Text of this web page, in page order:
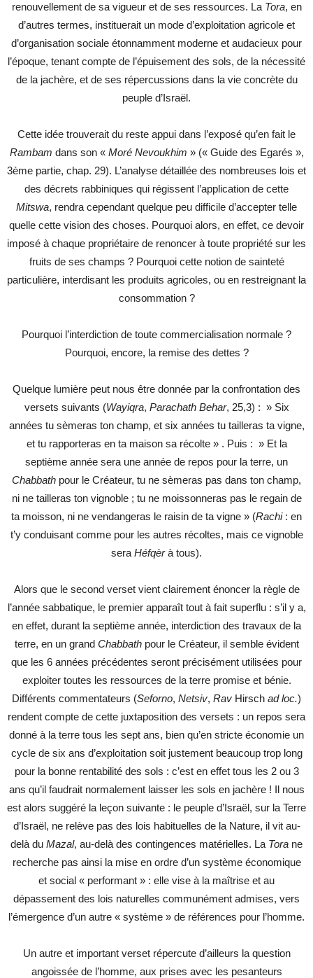
renouvellement de sa vigueur et de ses ressources. La Tora, en
d’autres termes, instituerait un mode d’exploitation agricole et
d’organisation sociale étonnamment moderne et audacieux pour
l’époque, tenant compte de l’épuisement des sols, de la nécessité
de la jachère, et de ses répercussions dans la vie concrète du
peuple d’Israël.
Cette idée trouverait du reste appui dans l’exposé qu’en fait le
Rambam dans son « Moré Nevoukhim » (« Guide des Egarés »,
3ème partie, chap. 29). L’analyse détaillée des nombreuses lois et
des décrets rabbiniques qui régissent l’application de cette
Mitswa, rendra cependant quelque peu difficile d’accepter telle
quelle cette vision des choses. Pourquoi alors, en effet, ce devoir
imposé à chaque propriétaire de renoncer à toute propriété sur les
fruits de ses champs ? Pourquoi cette notion de sainteté
particulière, interdisant les produits agricoles, ou en restreignant la
consommation ?
Pourquoi l’interdiction de toute commercialisation normale ?
Pourquoi, encore, la remise des dettes ?
Quelque lumière peut nous être donnée par la confrontation des
versets suivants (Wayiqra, Parachath Behar, 25,3) : » Six
années tu sèmeras ton champ, et six années tu tailleras ta vigne,
et tu rapporteras en ta maison sa récolte » . Puis : » Et la
septième année sera une année de repos pour la terre, un
Chabbath pour le Créateur, tu ne sèmeras pas dans ton champ,
ni ne tailleras ton vignoble ; tu ne moissonneras pas le regain de
ta moisson, ni ne vendangeras le raisin de ta vigne » (Rachi: en
t’y conduisant comme pour les autres récoltes, mais ce vignoble
sera Héfqèrà tous).
Alors que le second verset vient clairement énoncer la règle de
l’année sabbatique, le premier apparaît tout à fait superflu : s’il y a,
en effet, durant la septième année, interdiction des travaux de la
terre, en un grand Chabbathpour le Créateur, il semble évident
que les 6 années précédentes seront précisément utilisées pour
exploiter toutes les ressources de la terre promise et bénie.
Différents commentateurs (Seforno, Netsiv, Rav Hirsch ad loc.)
rendent compte de cette juxtaposition des versets : un repos sera
donné à la terre tous les sept ans, bien qu’en stricte économie un
cycle de six ans d’exploitation soit justement beaucoup trop long
pour la bonne rentabilité des sols : c’est en effet tous les 2 ou 3
ans qu’il faudrait normalement laisser les sols en jachère ! Il nous
est alors suggéré la leçon suivante : le peuple d’Israël, sur la Terre
d’Israël, ne relève pas des lois habituelles de la Nature, il vit au-
delà du Mazal, au-delà des contingences matérielles. La Tora ne
recherche pas ainsi la mise en ordre d’un système économique
et social « performant » : elle vise à la maîtrise et au
dépassement des lois naturelles communément admises, vers
l’émergence d’un autre « système » de références pour l’homme.
Un autre et important verset répercute d’ailleurs la question
angoissée de l’homme, aux prises avec les pesanteurs